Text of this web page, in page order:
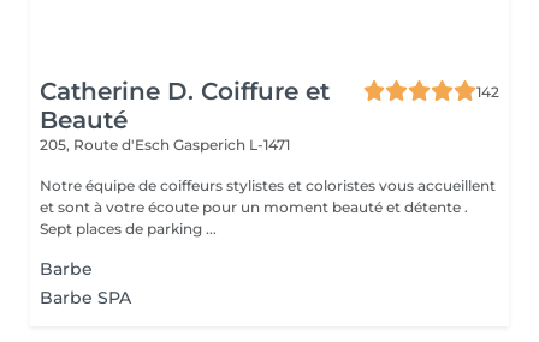
Catherine D. Coiffure et
Beauté
142
205, Route d'Esch Gasperich L-1471
Notre équipe de coiffeurs stylistes et coloristes vous accueillent
et sont à votre écoute pour un moment beauté et détente .
Sept places de parking ...
Barbe
Barbe SPA